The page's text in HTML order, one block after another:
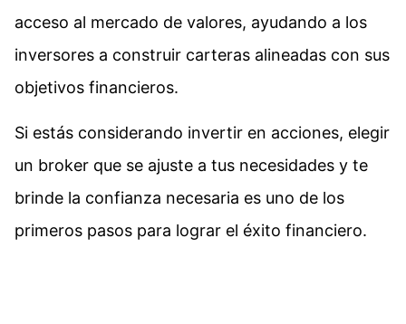
acceso al mercado de valores, ayudando a los
inversores a construir carteras alineadas con sus
objetivos financieros.
Si estás considerando invertir en acciones, elegir
un broker que se ajuste a tus necesidades y te
brinde la confianza necesaria es uno de los
primeros pasos para lograr el éxito financiero.